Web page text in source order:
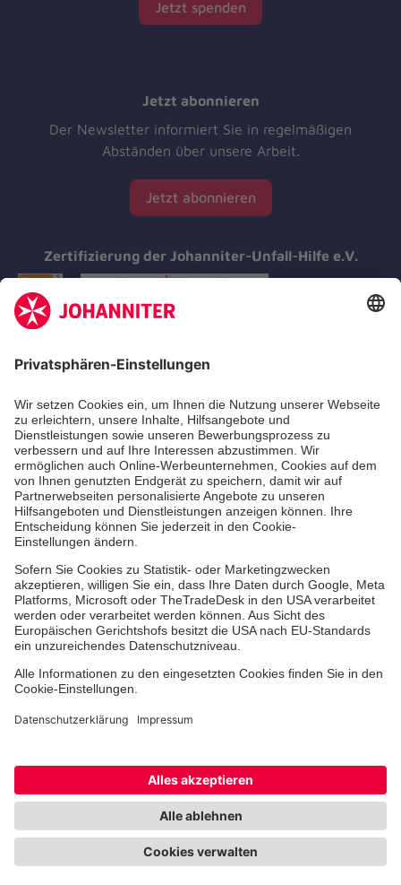
Jetzt spenden
Jetzt abonnieren
Der Newsletter informiert Sie in regelmäßigen
Abständen über unsere Arbeit.
Jetzt abonnieren
Zertifizierung der Johanniter-Unfall-Hilfe e.V.
Aus- & Fortbildungen
Erste-Hilfe-Kurse
Jobs & Ehrenamt
Freiwilligendienst
Spendenprojekte
Johanniter-Jugend
Einrichtungen
Cookie-Einstellungen Datenschutz Barrierefreiheit
Impressum Kontakt Widerruf